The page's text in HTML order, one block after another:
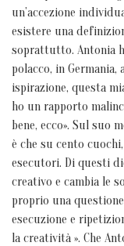
un’accezione
esistere una
soprattutto. Antonia
polacco, in Germania,
ispirazione, questa
ho un rapporto
bene, ecco». Sul suo
è che su cento
esecutori. Di questi
creativo e cambia le
proprio una
esecuzione e
la creatività ». Che